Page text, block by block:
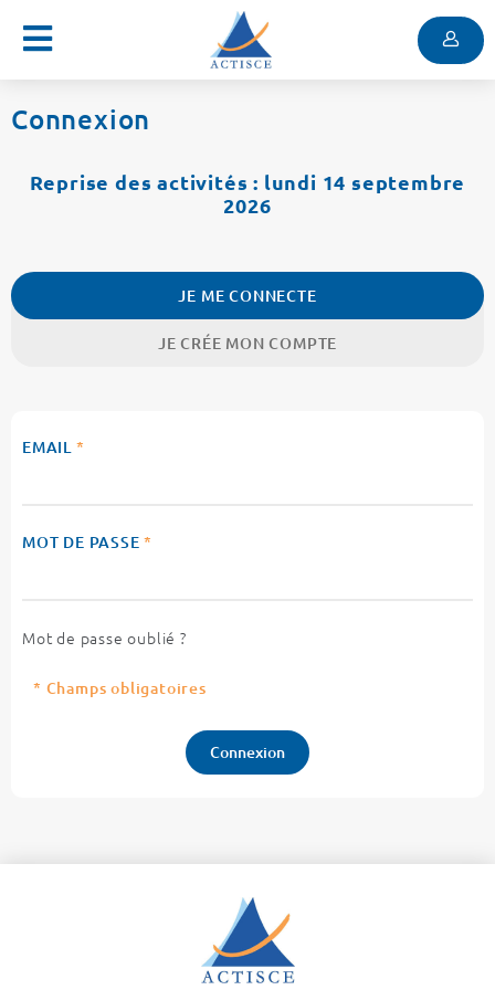
Menu
Connexion
Reprise des activités : lundi 14 septembre
2026
JE ME CONNECTE
JE CRÉE MON COMPTE
EMAIL *
MOT DE PASSE *
Mot de passe oublié ?
* Champs obligatoires